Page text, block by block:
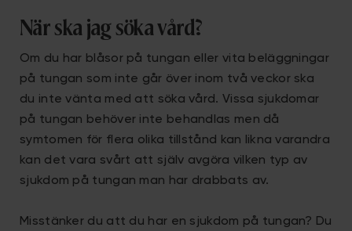
När ska jag söka vård?
Om du har blåsor på tungan eller vita beläggningar
på tungan som inte går över inom två veckor ska
du inte vänta med att söka vård. Vissa sjukdomar
på tungan behöver inte behandlas men då
symtomen för flera olika tillstånd kan likna varandra
kan det vara svårt att själv avgöra vilken typ av
sjukdom på tungan man har drabbats av.
Misstänker du att du har en sjukdom på tungan? Du